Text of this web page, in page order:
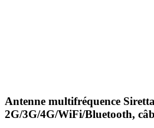
Antenne multifréquence
2G/3G/4G/WiFi/Bluetooth,